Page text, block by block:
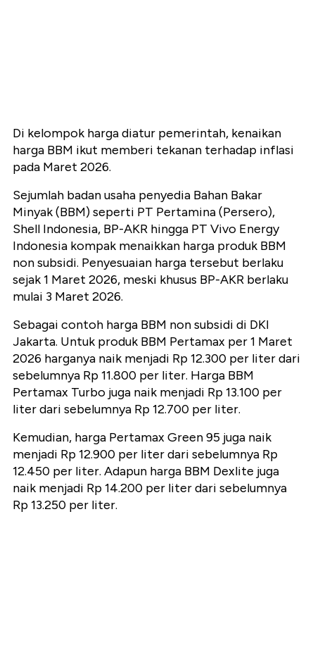
Di kelompok harga diatur pemerintah, kenaikan
harga BBM ikut memberi tekanan terhadap inflasi
pada Maret 2026.
Sejumlah badan usaha penyedia Bahan Bakar
Minyak (BBM) seperti PT Pertamina (Persero),
Shell Indonesia, BP-AKR hingga PT Vivo Energy
Indonesia kompak menaikkan harga produk BBM
non subsidi. Penyesuaian harga tersebut berlaku
sejak 1 Maret 2026, meski khusus BP-AKR berlaku
mulai 3 Maret 2026.
Sebagai contoh harga BBM non subsidi di DKI
Jakarta. Untuk produk BBM Pertamax per 1 Maret
2026 harganya naik menjadi Rp 12.300 per liter dari
sebelumnya Rp 11.800 per liter. Harga BBM
Pertamax Turbo juga naik menjadi Rp 13.100 per
liter dari sebelumnya Rp 12.700 per liter.
Kemudian, harga Pertamax Green 95 juga naik
menjadi Rp 12.900 per liter dari sebelumnya Rp
12.450 per liter. Adapun harga BBM Dexlite juga
naik menjadi Rp 14.200 per liter dari sebelumnya
Rp 13.250 per liter.